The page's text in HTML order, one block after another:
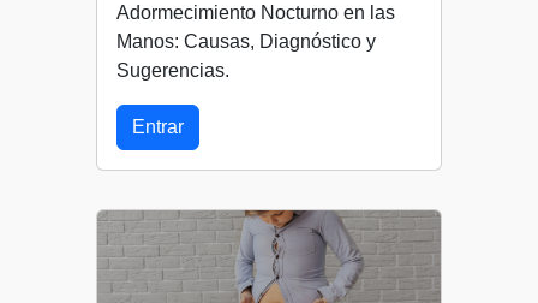
Adormecimiento Nocturno en las
Manos: Causas, Diagnóstico y
Sugerencias.
Entrar